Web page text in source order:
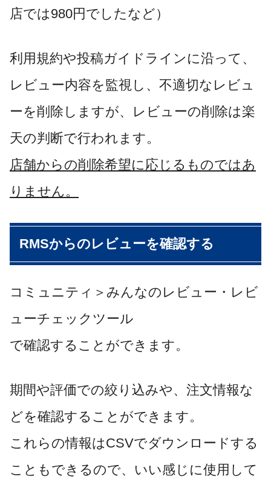
店では980円でしたなど）
利用規約や投稿ガイドラインに沿って、
レビュー内容を監視し、不適切なレビュ
ーを削除しますが、レビューの削除は楽
天の判断で行われます。
店舗からの削除希望に応じるものではあ
りません。
RMSからのレビューを確認する
コミュニティ＞みんなのレビュー・レビ
ューチェックツール
で確認することができます。
期間や評価での絞り込みや、注文情報な
どを確認することができます。
これらの情報はCSVでダウンロードする
こともできるので、いい感じに使用して